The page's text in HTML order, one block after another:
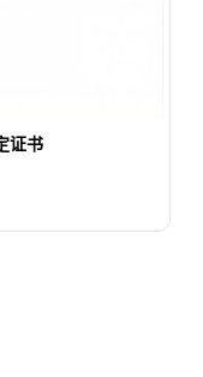
证书